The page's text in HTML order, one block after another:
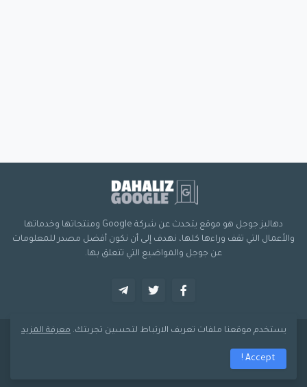
دهاليز جوجل هو موقع يتحدث عن شركة Google ومنتجاتها وخدماتها
والأعمال التي تقف وراءها كلها، نهدف إلى أن نكون أفضل مصدر للمعلومات
عن جوجل والمواضيع التي تتعلق بها.
من نحن
يستخدم موقعنا ملفات تعريف الارتباط لتحسين تجربتك. معرفة المزيد
Accept !